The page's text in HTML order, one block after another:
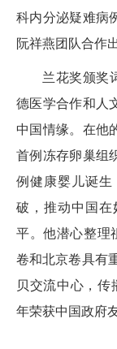
科内分泌疑难病
阮祥燕团队合作
兰花奖颁奖
德医学合作和人
中国情缘。在他
首例冻存卵巢组
例健康婴儿诞
破，推动中国
平。他潜心整理
卷和北京卷具有
贝交流中心，传
年荣获中国政府友